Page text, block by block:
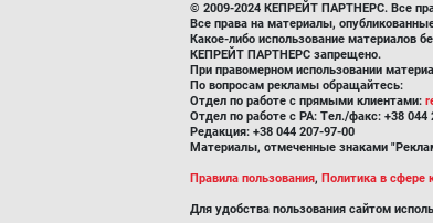
© 2009-2024 КЕПРЕЙТ ПАРТНЕРС. Все
Все права на материалы,
Какое-либо использование материалов
КЕПРЕЙТ ПАРТНЕРС запрещено.
При правомерном использовании
По вопросам рекламы обращайтесь:
Отдел по работе с прямыми клиентами:
Отдел по работе с РА: Тел./факс: +38 044
Редакция: +38 044 207-97-00
Материалы, отмеченные знаками
Правила пользования, Политика в сфере
Для удобства пользования сайтом